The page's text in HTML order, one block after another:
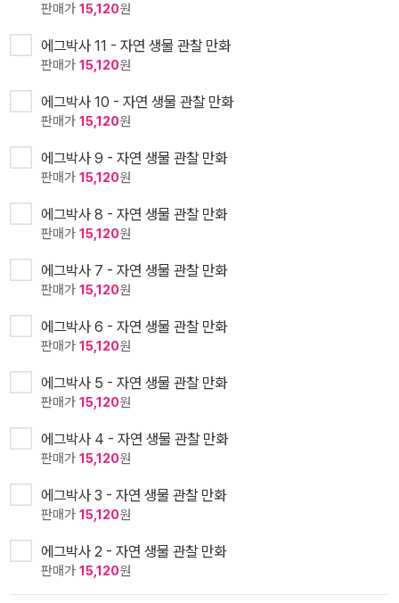
판매가 15,120원
에그박사 11 - 자연 생물 관찰 만화
판매가 15,120원
에그박사 10 - 자연 생물 관찰 만화
판매가 15,120원
에그박사 9 - 자연 생물 관찰 만화
판매가 15,120원
에그박사 8 - 자연 생물 관찰 만화
판매가 15,120원
에그박사 7 - 자연 생물 관찰 만화
판매가 15,120원
에그박사 6 - 자연 생물 관찰 만화
판매가 15,120원
에그박사 5 - 자연 생물 관찰 만화
판매가 15,120원
에그박사 4 - 자연 생물 관찰 만화
판매가 15,120원
에그박사 3 - 자연 생물 관찰 만화
판매가 15,120원
에그박사 2 - 자연 생물 관찰 만화
판매가 15,120원